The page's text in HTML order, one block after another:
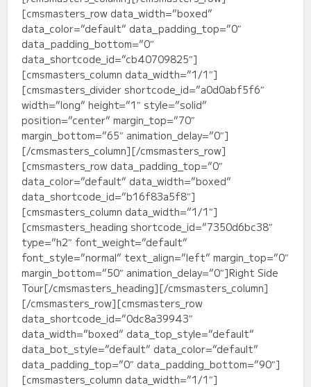
[cmsmasters_row data_width=”boxed”
data_color=”default” data_padding_top=”0″
data_padding_bottom=”0″
data_shortcode_id=”cb40709825″]
[cmsmasters_column data_width=”1/1″]
[cmsmasters_divider shortcode_id=”a0d0abf5f6″
width=”long” height=”1″ style=”solid”
position=”center” margin_top=”70″
margin_bottom=”65″ animation_delay=”0″]
[/cmsmasters_column][/cmsmasters_row]
[cmsmasters_row data_padding_top=”0″
data_color=”default” data_width=”boxed”
data_shortcode_id=”b16f83a5f8″]
[cmsmasters_column data_width=”1/1″]
[cmsmasters_heading shortcode_id=”7350d6bc38″
type=”h2″ font_weight=”default”
font_style=”normal” text_align=”left” margin_top=”0″
margin_bottom=”50″ animation_delay=”0″]Right Side
Tour[/cmsmasters_heading][/cmsmasters_column]
[/cmsmasters_row][cmsmasters_row
data_shortcode_id=”0dc8a39943″
data_width=”boxed” data_top_style=”default”
data_bot_style=”default” data_color=”default”
data_padding_top=”0″ data_padding_bottom=”90″]
[cmsmasters_column data_width=”1/1″]